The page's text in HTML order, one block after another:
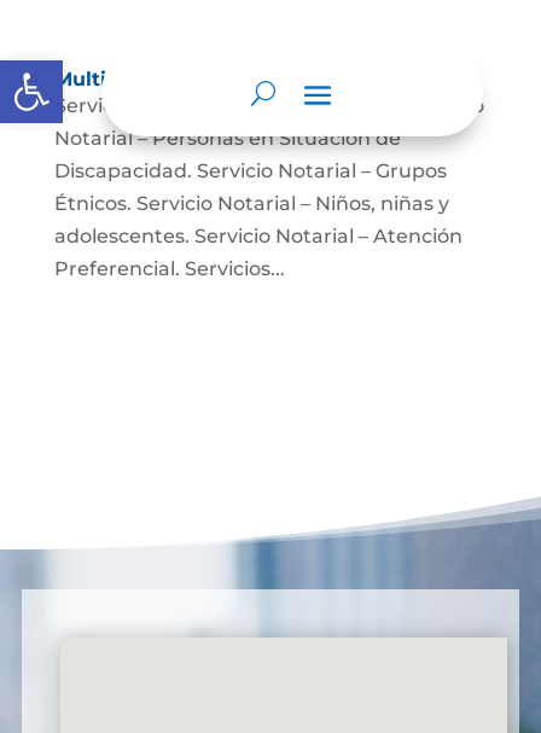
Abrir barra de herramientas
Multimedia
Servicio Notarial – Fuerzas Militares. Servicio
Notarial – Personas en Situación de
Discapacidad. Servicio Notarial – Grupos
Étnicos. Servicio Notarial – Niños, niñas y
adolescentes. Servicio Notarial – Atención
Preferencial. Servicios...